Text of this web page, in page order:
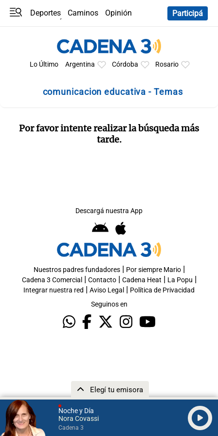
Noche y Día
Nora Covassi
Cadena 3
Elegí tu emisora
Deportes Caminos
Opinión
Participá
Lo Último Argentina Córdoba Rosario
comunicacion educativa - Temas
Por favor intente realizar la búsqueda más
tarde.
Descargá nuestra App
Nuestros padres fundadores| Por siempre Mario|
Cadena 3 Comercial | Contacto| Cadena Heat | La Popu |
Integrar nuestra red | Aviso Legal | Política de Privacidad
Seguinos en